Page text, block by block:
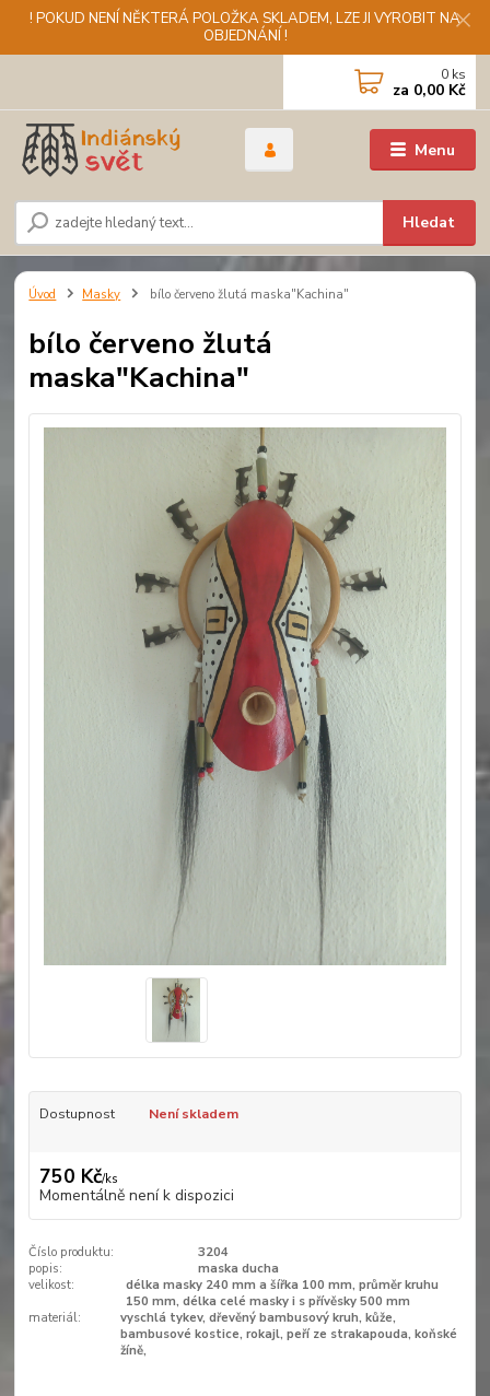
! POKUD NENÍ NĚKTERÁ POLOŽKA SKLADEM, LZE JI VYROBIT NA
OBJEDNÁNÍ !
Menu
Hledat
0 ks
za 0,00 Kč
Úvod Masky bílo červeno žlutá maska"Kachina"
bílo červeno žlutá
maska"Kachina"
Dostupnost Není skladem
750 Kč/ks
Momentálně není k dispozici
Číslo produktu:
3204
popis:
maska ducha
velikost:
délka masky 240 mm a šířka 100 mm, průměr kruhu
150 mm, délka celé masky i s přívěsky 500 mm
materiál:
vyschlá tykev, dřevěný bambusový kruh, kůže,
bambusové kostice, rokajl, peří ze strakapouda, koňské
žíně,